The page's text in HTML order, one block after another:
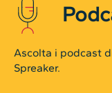
Ascolta i podcast
Spreaker.